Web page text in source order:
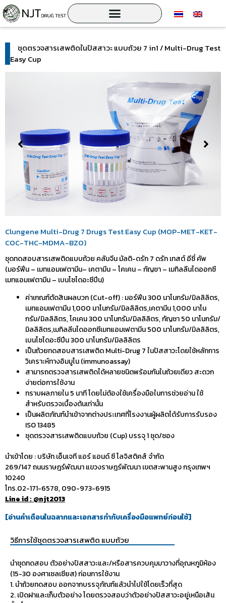
ชุดตรวจสารเสพติดในปัสสาวะ แบบถ้วย 7 in1 / Multi-Drug Test
Easy Cup
Clungene Multi-Drug 7 Drugs Test Easy Cup (MOP-MET-KET-
COC-THC-MDMA-BZO)
ชุดทดสอบสารเสพติดแบบถ้วย คลันจีน มัลติ-ดรัก 7 ดรัก เทสต์ อีซี่ คัพ
(มอร์ฟีน – เมทแอมเฟตามีน– เคตามีน – โคเคน – กัญชา – เมทิลลีนไดออกซี
เมทแอมเฟตามีน – เบนโซไดอะซีปีน)
ค่าเกณฑ์ตัดสินผลบวก (Cut-off) : มอร์ฟีน 300 นาโนกรัม/มิลลิลิตร,
เมทแอมเฟตามีน 1,000 นาโนกรัม/มิลลิลิตร,เคตามีน 1,000 นาโน
กรัม/มิลลิลิตร, โคเคน 300 นาโนกรัม/มิลลิลิตร, กัญชา 50 นาโนกรัม/
มิลลิลิตร,เมทิลลีนไดออกซีเมทแอมเฟตามีน 500 นาโนกรัม/มิลลิลิตร,
เบนโซไดอะซีปีน 300 นาโนกรัม/มิลลิลิตร
เป็นถ้วยทดสอบสารเสพติด Multi-Drug 7 ในปัสสาวะโดยใช้หลักการ
วิเคราะห์ทางอิมมูโน (immunoassay)
สามารถตรวจสารเสพติดได้หลายชนิดพร้อมกันในถ้วยเดียว สะดวก
ง่ายต่อการใช้งาน
ทราบผลภายใน 5 นาที โดยไม่ต้องใช้เครื่องมือในการช่วยอ่าน ใช้
สำหรับตรวจเบื้องต้นเท่านั้น
เป็นผลิตภัณฑ์นำเข้าจากต่างประเทศที่โรงงานผู้ผลิตได้รับการรับรอง
ISO 13485
ชุดตรวจสารเสพติดแบบถ้วย (Cup) บรรจุ 1 ชุด/ซอง
นำเข้าโดย : บริษัท เอ็นเจที แอร์ แอนด์ ซี โลจิสติคส์ จำกัด
269/147 ถนนราษฎร์พัฒนา แขวงราษฎร์พัฒนา เขตสะพานสูง กรุงเทพฯ
10240
โทร.02-171-6578, 090-973-6915
Line id : @njt2013
[อ่านคำเตือนในฉลากและเอกสารกำกับเครื่องมือแพทย์ก่อนใช้]
วิธีการใช้ชุดตรวจสารเสพติด แบบถ้วย
นำชุดทดสอบ ตัวอย่างปัสสาวะและ/หรือสารควบคุมมาวางที่อุณหภูมิห้อง
(15-30 องศาเซลเซียส) ก่อนการใช้งาน
1. นำถ้วยทดสอบ ออกจากบรรจุภัณฑ์แล้วนำไปใช้โดยเร็วที่สุด
2. เปิดฝาและเก็บตัวอย่าง โดยตรวจสอบว่าตัวอย่างปัสสาวะอยู่เหนือเส้น